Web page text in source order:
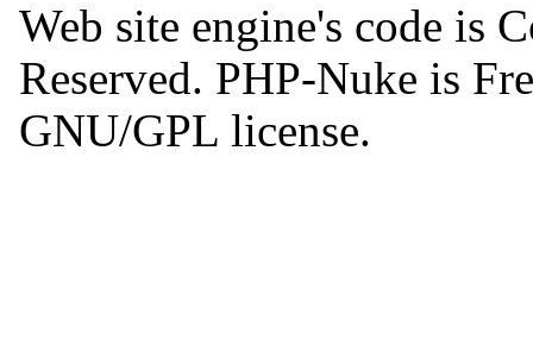
Web site engine's code is
Reserved. PHP-Nuke is
GNU/GPL license.